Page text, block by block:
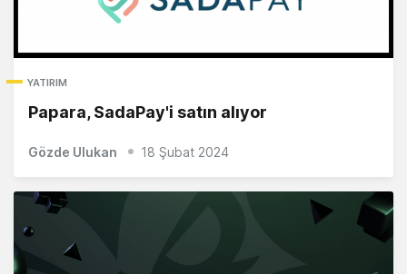
YATIRIM
Papara, SadaPay'i satın alıyor
Gözde Ulukan 18 Şubat 2024